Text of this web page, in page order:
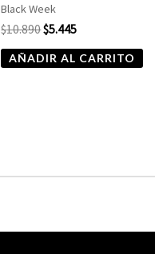
Black Week
$10.890$5.445
AÑADIR AL CARRITO